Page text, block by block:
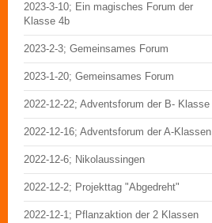
2023-3-10; Ein magisches Forum der
Klasse 4b
2023-2-3; Gemeinsames Forum
2023-1-20; Gemeinsames Forum
2022-12-22; Adventsforum der B- Klasse
2022-12-16; Adventsforum der A-Klassen
2022-12-6; Nikolaussingen
2022-12-2; Projekttag "Abgedreht"
2022-12-1; Pflanzaktion der 2 Klassen